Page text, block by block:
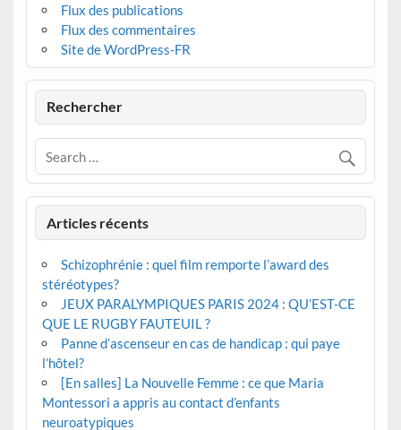
Flux des publications
Flux des commentaires
Site de WordPress-FR
Rechercher
Articles récents
Schizophrénie : quel film remporte l’award des
stéréotypes?
JEUX PARALYMPIQUES PARIS 2024 : QU’EST-CE
QUE LE RUGBY FAUTEUIL ?
Panne d’ascenseur en cas de handicap : qui paye
l’hôtel?
[En salles] La Nouvelle Femme : ce que Maria
Montessori a appris au contact d’enfants
neuroatypiques